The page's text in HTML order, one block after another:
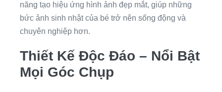
năng tạo hiệu ứng hình ảnh đẹp mắt, giúp những
bức ảnh sinh nhật của bé trở nên sống động và
chuyên nghiệp hơn.
Thiết Kế Độc Đáo – Nổi Bật
Mọi Góc Chụp